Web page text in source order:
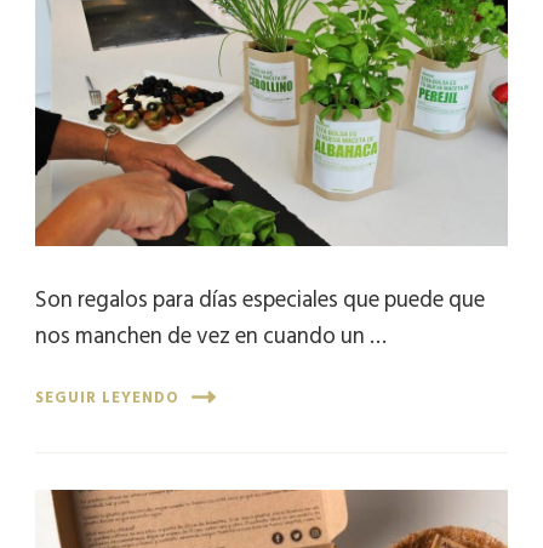
Son regalos para días especiales que puede que
nos manchen de vez en cuando un …
SEGUIR LEYENDO